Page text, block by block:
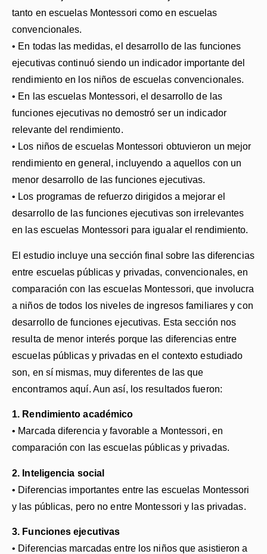
tanto en escuelas Montessori como en escuelas
convencionales.
• En todas las medidas, el desarrollo de las funciones
ejecutivas continuó siendo un indicador importante del
rendimiento en los niños de escuelas convencionales.
• En las escuelas Montessori, el desarrollo de las
funciones ejecutivas no demostró ser un indicador
relevante del rendimiento.
• Los niños de escuelas Montessori obtuvieron un mejor
rendimiento en general, incluyendo a aquellos con un
menor desarrollo de las funciones ejecutivas.
• Los programas de refuerzo dirigidos a mejorar el
desarrollo de las funciones ejecutivas son irrelevantes
en las escuelas Montessori para igualar el rendimiento.
El estudio incluye una sección final sobre las diferencias
entre escuelas públicas y privadas, convencionales, en
comparación con las escuelas Montessori, que involucra
a niños de todos los niveles de ingresos familiares y con
desarrollo de funciones ejecutivas. Esta sección nos
resulta de menor interés porque las diferencias entre
escuelas públicas y privadas en el contexto estudiado
son, en sí mismas, muy diferentes de las que
encontramos aquí. Aun así, los resultados fueron:
1. Rendimiento académico
• Marcada diferencia y favorable a Montessori, en
comparación con las escuelas públicas y privadas.
2. Inteligencia social
• Diferencias importantes entre las escuelas Montessori
y las públicas, pero no entre Montessori y las privadas.
​3. Funciones ejecutivas
• Diferencias marcadas entre los niños que asistieron a